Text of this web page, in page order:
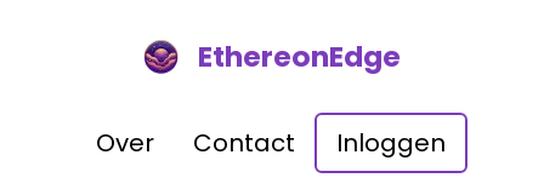
EthereonEdge
Over Contact Inloggen